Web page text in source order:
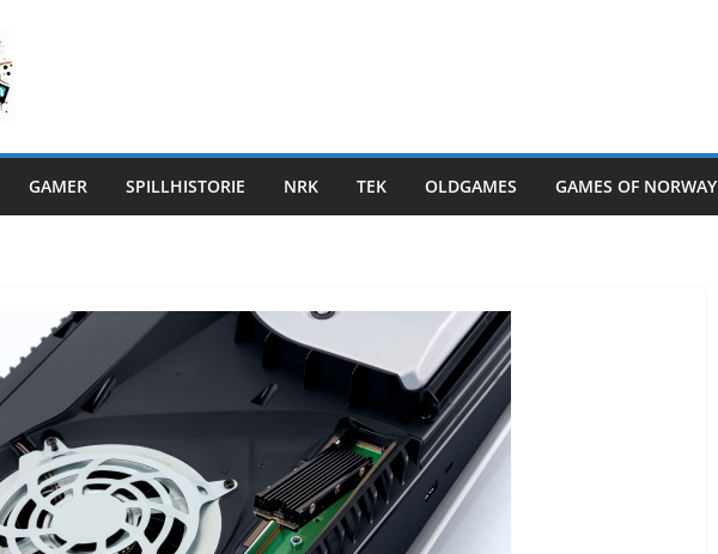
GAMER SPILLHISTORIE NRK TEK OLDGAMES GAMES OF NORWAY